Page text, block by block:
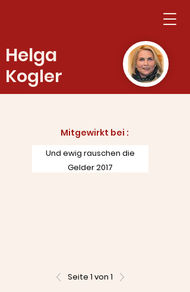
Helga
Kogler
Mitgewirkt bei :​
Und ewig rauschen die
Gelder 2017
Seite 1 von 1